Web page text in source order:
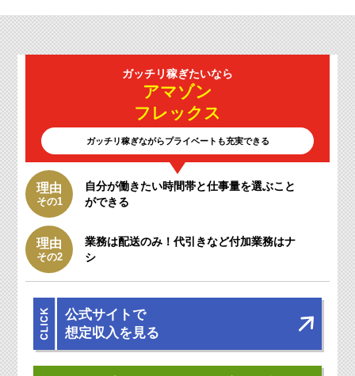
ガッチリ稼ぎたいなら
アマゾン
フレックス
ガッチリ稼ぎながらプライベートも充実できる
理由
その1
自分が働きたい時間帯と仕事量を選ぶこと
ができる
理由
その2
業務は配送のみ！代引きなど付加業務はナ
シ
公式サイトで
想定収入を見る